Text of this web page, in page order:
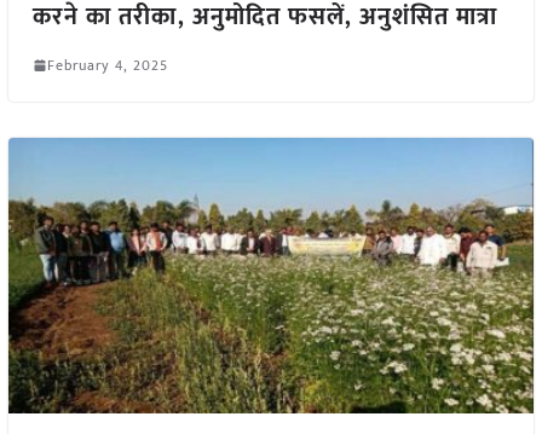
करने का तरीका, अनुमोदित फसलें, अनुशंसित मात्रा
February 4, 2025